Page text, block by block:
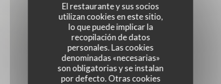
El restaurante y sus socios
utilizan cookies en este sitio,
lo que puede implicar la
recopilación de datos
personales. Las cookies
denominadas «necesarias»
son obligatorias y se instalan
por defecto. Otras cookies